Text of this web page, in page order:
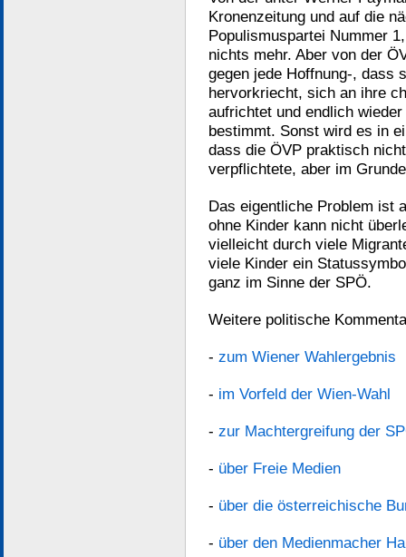
Kronenzeitung und auf die
Populismuspartei Nummer
nichts mehr. Aber von der
gegen jede Hoffnung-, dass
hervorkriecht, sich an ihre
aufrichtet und endlich
bestimmt. Sonst wird es in
dass die ÖVP praktisch
verpflichtete, aber im
Das eigentliche Problem ist
ohne Kinder kann nicht
vielleicht durch viele
viele Kinder ein
ganz im Sinne der SPÖ.
Weitere politische
- zum Wiener Wahlergebnis
- im Vorfeld der Wien-Wahl
- zur Machtergreifung der
- über Freie Medien
- über die österreichische
- über den Medienmacher